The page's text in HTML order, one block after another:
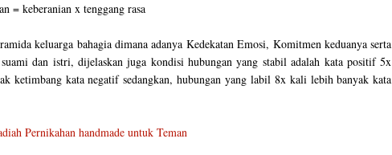
= keberanian x tenggang rasa
keluarga bahagia dimana adanya Kedekatan Emosi, Komitmen keduanya serta
dan istri, dijelaskan juga kondisi hubungan yang stabil adalah kata positif 5x
ketimbang kata negatif sedangkan, hubungan yang labil 8x kali lebih banyak kata
Pernikahan handmade untuk Teman